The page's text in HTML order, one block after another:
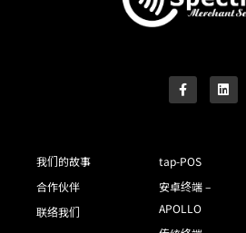
我们的故事
合作伙伴
联络我们
tap-POS
安卓终端 –
APOLLO